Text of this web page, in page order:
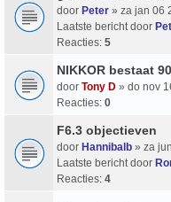
door Peter » za jan 06
Laatste bericht door
Reacties: 5
NIKKOR bestaat
door Tony D » do nov
Reacties: 0
F6.3 objectieven
door Hannibalb » za
Laatste bericht door
Reacties: 4